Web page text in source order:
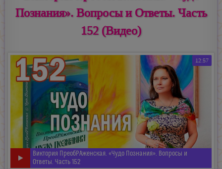
Познания». Вопросы и Ответы. Часть
152 (Видео)
12:57
Виктория ПреобРАженская. «Чудо Познания». Вопросы и
Ответы. Часть 152